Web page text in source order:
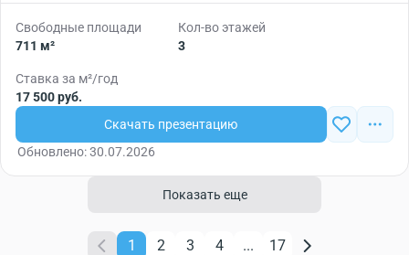
Свободные площади
711 м²
Кол-во этажей
3
Ставка за м²/год
17 500 руб.
Скачать презентацию
Обновлено: 30.07.2026
Показать еще
1 2 3 4 ... 17